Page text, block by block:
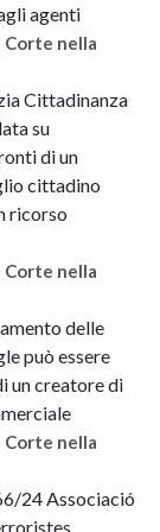
agenti
Corte nella
Cittadinanza
su
di un
cittadino
ricorso
Corte nella
delle
può essere
un creatore di
Corte nella
24 Associació